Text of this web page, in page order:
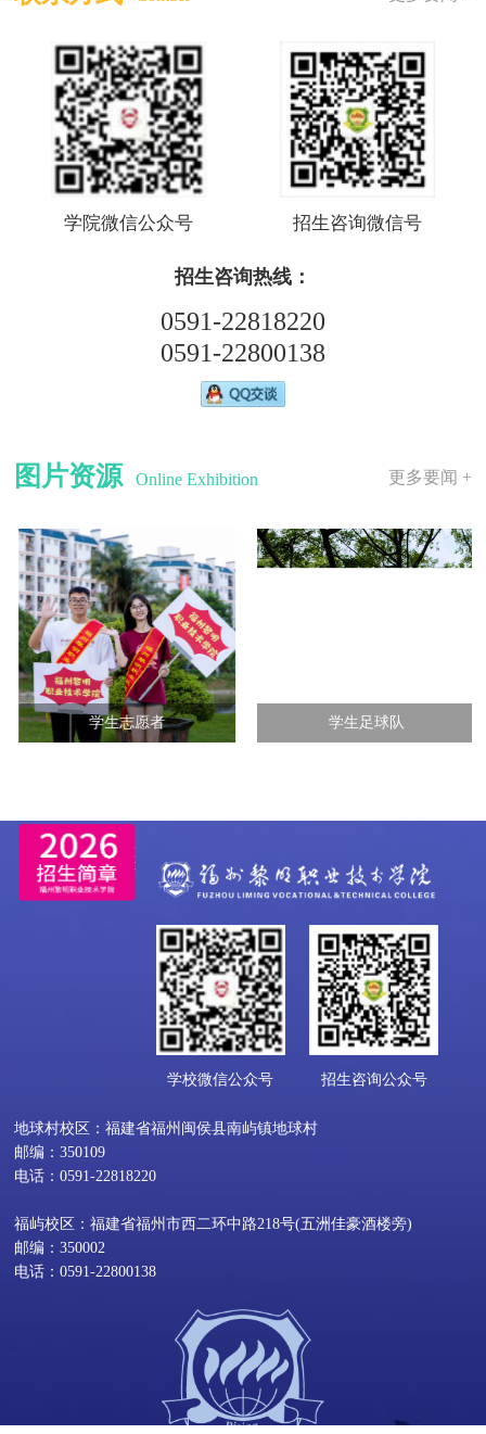
学院微信公众号 招生咨询微信号
招生咨询热线：
0591-22818220
0591-22800138
图片资源 Online Exhibition 更多要闻 +
学生志愿者 学生足球队
学校微信公众号 招生咨询公众号
地球村校区：福建省福州闽侯县南屿镇地球村
邮编：350109
电话：0591-22818220
福屿校区：福建省福州市西二环中路218号(五洲佳豪酒楼旁)
邮编：350002
电话：0591-22800138